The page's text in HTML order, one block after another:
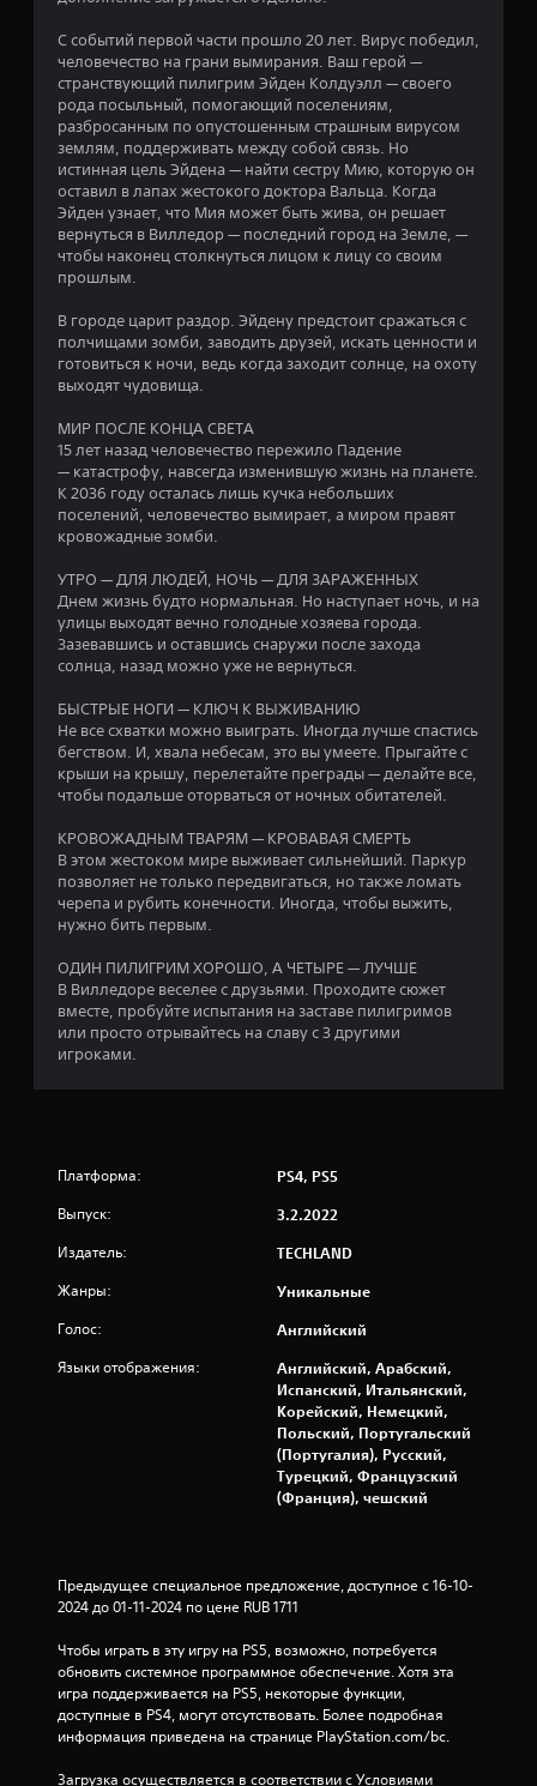
п
я
и
з
е
з
н
с
н
в
а
и
3
е
н
о
С событий первой части прошло 20 лет. Вирус победил,
человечество на грани вымирания. Ваш герой —
странствующий пилигрим Эйден Колдуэлл — своего
рода посыльный, помогающий поселениям,
разбросанным по опустошенным страшным вирусом
землям, поддерживать между собой связь. Но
истинная цель Эйдена — найти сестру Мию, которую он
оставил в лапах жестокого доктора Вальца. Когда
Эйден узнает, что Мия может быть жива, он решает
вернуться в Вилледор — последний город на Земле, —
чтобы наконец столкнуться лицом к лицу со своим
прошлым.
В городе царит раздор. Эйдену предстоит сражаться с
полчищами зомби, заводить друзей, искать ценности и
готовиться к ночи, ведь когда заходит солнце, на охоту
выходят чудовища.
МИР ПОСЛЕ КОНЦА СВЕТА
15 лет назад человечество пережило Падение
— катастрофу, навсегда изменившую жизнь на планете.
К 2036 году осталась лишь кучка небольших
поселений, человечество вымирает, а миром правят
кровожадные зомби.
УТРО — ДЛЯ ЛЮДЕЙ, НОЧЬ — ДЛЯ ЗАРАЖЕННЫХ
Днем жизнь будто нормальная. Но наступает ночь, и на
улицы выходят вечно голодные хозяева города.
Зазевавшись и оставшись снаружи после захода
солнца, назад можно уже не вернуться.
БЫСТРЫЕ НОГИ — КЛЮЧ К ВЫЖИВАНИЮ
Не все схватки можно выиграть. Иногда лучше спастись
бегством. И, хвала небесам, это вы умеете. Прыгайте с
крыши на крышу, перелетайте преграды — делайте все,
чтобы подальше оторваться от ночных обитателей.
КРОВОЖАДНЫМ ТВАРЯМ — КРОВАВАЯ СМЕРТЬ
В этом жестоком мире выживает сильнейший. Паркур
позволяет не только передвигаться, но также ломать
черепа и рубить конечности. Иногда, чтобы выжить,
нужно бить первым.
ОДИН ПИЛИГРИМ ХОРОШО, А ЧЕТЫРЕ — ЛУЧШЕ
В Вилледоре веселее с друзьями. Проходите сюжет
вместе, пробуйте испытания на заставе пилигримов
или просто отрывайтесь на славу с 3 другими
игроками.
Платформа: PS4, PS5
Выпуск: 3.2.2022
Издатель: TECHLAND
Жанры: Уникальные
Голос: Английский
Языки отображения:
Английский, Арабский,
Испанский, Итальянский,
Корейский, Немецкий,
Польский, Португальский
(Португалия), Русский,
Турецкий, Французский
(Франция), чешский
Предыдущее специальное предложение, доступное с 16-10-
2024 до 01-11-2024 по цене RUB 1711
Чтобы играть в эту игру на PS5, возможно, потребуется
обновить системное программное обеспечение. Хотя эта
игра поддерживается на PS5, некоторые функции,
доступные в PS4, могут отсутствовать. Более подробная
информация приведена на странице PlayStation.com/bc.
Загрузка осуществляется в соответствии с Условиями